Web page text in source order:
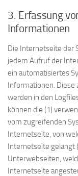
3. Erfassung
Informationen
Die Internetseite der
jedem Aufruf der
ein automatisiertes
Informationen. Diese
werden in den
können die (1)
vom zugreifenden
Internetseite, von
Internetseite gelangt
Unterwebseiten,
Internetseite